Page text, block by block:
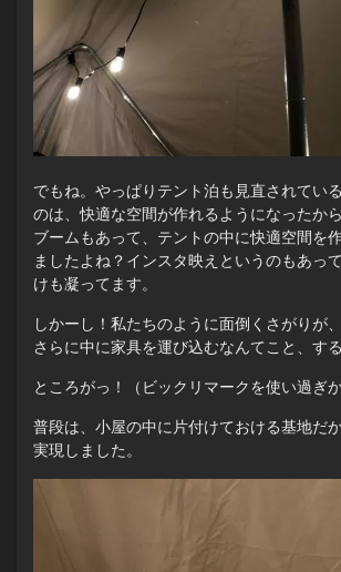
でもね。やっぱりテント泊も見直されてい
のは、快適な空間が作れるようになったか
ブームもあって、テントの中に快適空間を
ましたよね？インスタ映えというのもあっ
けも凝ってます。
しかーし！私たちのように面倒くさがりが
さらに中に家具を運び込むなんてこと、す
ところがっ！（ビックリマークを使い過ぎか
普段は、小屋の中に片付けておける基地だ
実現しました。